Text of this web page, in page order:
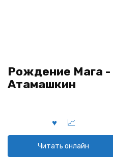
Рождение Мага -
Атамашкин
Читать онлайн